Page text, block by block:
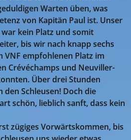
Warten üben, was
von Kapitän Paul ist. Unser
kein Platz und somit
bis wir nach knapp sechs
VNF empfohlenen Platz im
Crévéchamps und Neuviller-
Über drei Stunden
Schleusen! Doch die
schön, lieblich sanft, dass kein
zügiges Vorwärtskommen, bis